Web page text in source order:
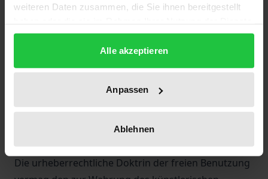
weiteren Daten zusammen, die Sie ihnen bereitgestellt
gesammelt haben.
Alle akzeptieren
Anpassen
Ablehnen
Information lassen sich Inhalte aller Medien und
schon vorangegangene Kunstformen
auf fremde Inhalte. Multimedialität, Interaktivität
und Prozesshaftigkeit führen zu Fragen nach
Werkbegriff, Schöpfungshöhe und Urheberschaft.
Die urheberrechtliche Doktrin der freien Benutzung